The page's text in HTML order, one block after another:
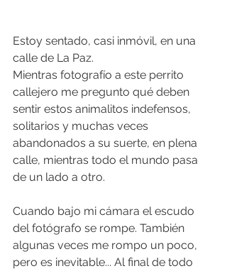
Estoy sentado, casi inmóvil, en una
calle de La Paz.
Mientras fotografío a este perrito
callejero me pregunto qué deben
sentir estos animalitos indefensos,
solitarios y muchas veces
abandonados a su suerte, en plena
calle, mientras todo el mundo pasa
de un lado a otro.
Cuando bajo mi cámara el escudo
del fotógrafo se rompe. También
algunas veces me rompo un poco,
pero es inevitable... Al final de todo